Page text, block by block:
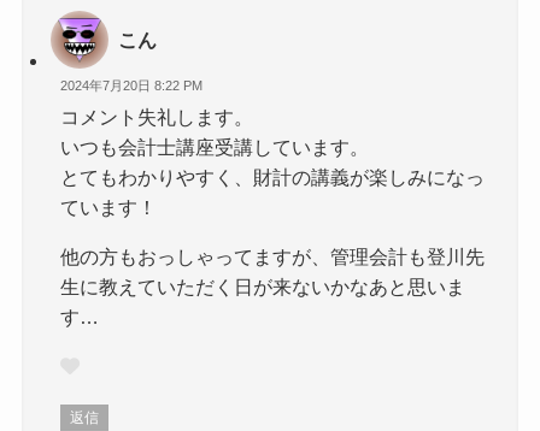
こん
2024年7月20日 8:22 PM
コメント失礼します。
いつも会計士講座受講しています。
とてもわかりやすく、財計の講義が楽しみになっ
ています！
他の方もおっしゃってますが、管理会計も登川先
生に教えていただく日が来ないかなあと思いま
す…
返信